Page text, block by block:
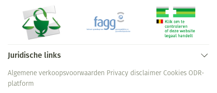
Juridische links
Algemene verkoopsvoorwaarden Privacy disclaimer Cookies ODR-
platform